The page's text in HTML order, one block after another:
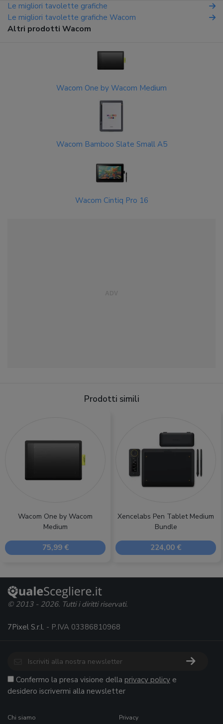
Le migliori tavolette grafiche
Le migliori tavolette grafiche Wacom
Altri prodotti Wacom
Wacom One by Wacom Medium
Wacom Bamboo Slate Small A5
Wacom Cintiq Pro 16
Prodotti simili
Wacom One by Wacom
Medium
75,99 €
Xencelabs Pen Tablet Medium
Bundle
224,00 €
© 2013 - 2026. Tutti i diritti riservati.
7Pixel S.r.l. - P.IVA 03386810968
Confermo la presa visione della privacy policy e
desidero iscrivermi alla newsletter
Chi siamo Privacy